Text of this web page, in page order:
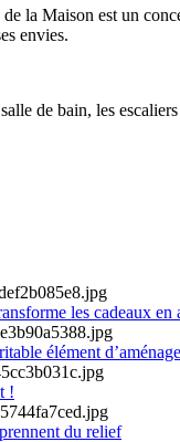
la Maison est un
envies.
de bain, les
les cadeaux en
élément
!
du relief